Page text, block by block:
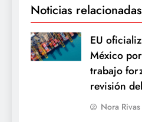
Noticias relacionadas
EU
México
trabajo
revisión
Nora Rivas